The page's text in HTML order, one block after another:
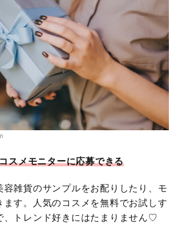
スメモニターに応募できる
雑貨のサンプルをお配りしたり、モ
ます。人気のコスメを無料でお試しす
、トレンド好きにはたまりません♡